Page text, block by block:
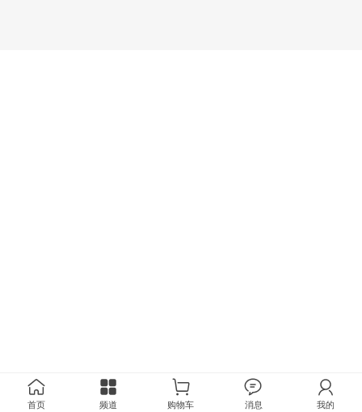
首页 频道 购物车 消息 我的